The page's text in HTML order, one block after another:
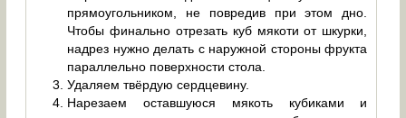
прямоугольником, не повредив при этом дно.
Чтобы финально отрезать куб мякоти от шкурки,
надрез нужно делать с наружной стороны фрукта
параллельно поверхности стола.
Удаляем твёрдую сердцевину.
Нарезаем оставшуюся мякоть кубиками и